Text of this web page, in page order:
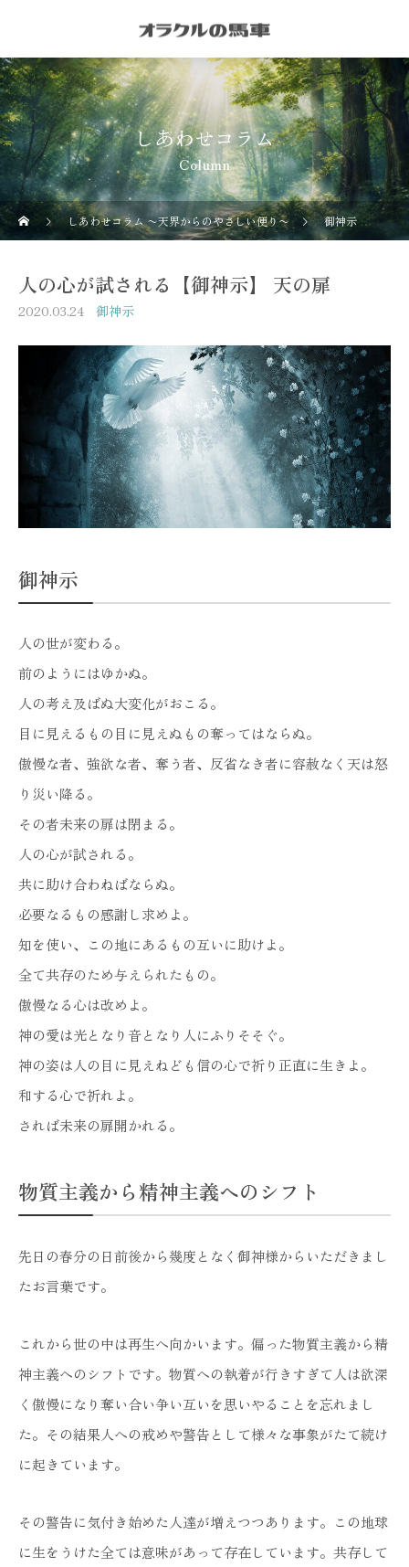
しあわせコラム
Column
しあわせコラム 〜天界からのやさしい便り〜 御神示
人の心が試される【御神示】 天の扉
2020.03.24 御神示
御神示
人の世が変わる。
前のようにはゆかぬ。
人の考え及ばぬ大変化がおこる。
目に見えるもの目に見えぬもの奪ってはならぬ。
傲慢な者、強欲な者、奪う者、反省なき者に容赦なく天は怒
り災い降る。
その者未来の扉は閉まる。
人の心が試される。
共に助け合わねばならぬ。
必要なるもの感謝し求めよ。
知を使い、この地にあるもの互いに助けよ。
全て共存のため与えられたもの。
傲慢なる心は改めよ。
神の愛は光となり音となり人にふりそそぐ。
神の姿は人の目に見えねども信の心で祈り正直に生きよ。
和する心で祈れよ。
されば未来の扉開かれる。
物質主義から精神主義へのシフト
先日の春分の日前後から幾度となく御神様からいただきまし
たお言葉です。
これから世の中は再生へ向かいます。偏った物質主義から精
神主義へのシフトです。物質への執着が行きすぎて人は欲深
く傲慢になり奪い合い争い互いを思いやることを忘れまし
た。その結果人への戒めや警告として様々な事象がたて続け
に起きています。
その警告に気付き始めた人達が増えつつあります。この地球
に生をうけた全ては意味があって存在しています。共存して